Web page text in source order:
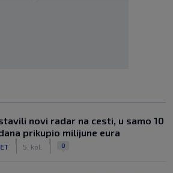
novi radar na cesti, u samo 10
prikupio milijune eura
5. kol. 0